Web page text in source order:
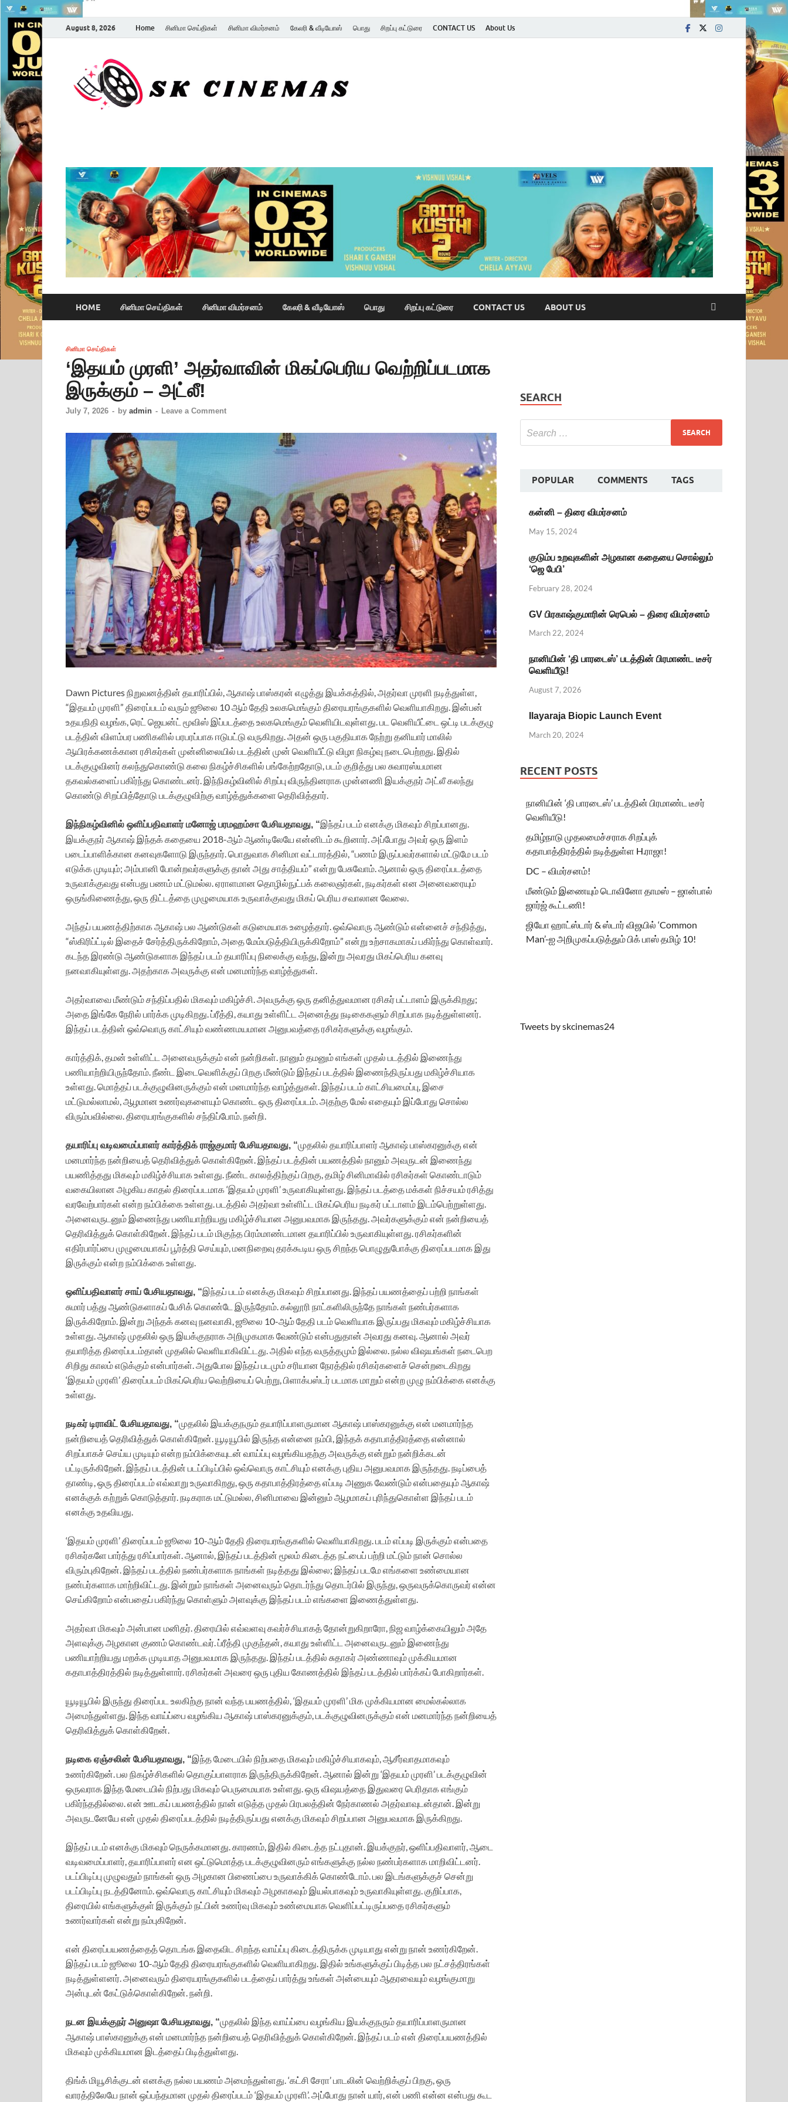
August 8, 2026 Home சினிமா செய்திகள் சினிமா விமர்சனம் கேலரி & வீடியோஸ் பொது சிறப்பு கட்டுரை CONTACT US About Us
HOME சினிமா செய்திகள் சினிமா விமர்சனம் கேலரி & வீடியோஸ் பொது சிறப்பு கட்டுரை CONTACT US ABOUT US
சினிமா செய்திகள்
‘இதயம் முரளி’ அதர்வாவின் மிகப்பெரிய வெற்றிப்படமாக
இருக்கும் – அட்லீ!
July 7, 2026 - by admin - Leave a Comment
Dawn Pictures நிறுவனத்தின் தயாரிப்பில், ஆகாஷ் பாஸ்கரன் எழுத்து இயக்கத்தில், அதர்வா முரளி நடித்துள்ள,
“இதயம் முரளி” திரைப்படம் வரும் ஜூலை 10 ஆம் தேதி உலகமெங்கும் திரையரங்குகளில் வெளியாகிறது. இன்பன்
உதயநிதி வழங்க, ரெட் ஜெயன்ட் மூவிஸ் இப்படத்தை உலகமெங்கும் வெளியிடவுள்ளது. பட வெளியீட்டை ஒட்டி படக்குழு
படத்தின் விளம்பர பணிகளில் பரபரப்பாக ஈடுபட்டு வருகிறது. அதன் ஒரு பகுதியாக நேற்று தனியார் மாலில்
ஆயிரக்கணக்கான ரசிகர்கள் முன்னிலையில் படத்தின் முன் வெளியீட்டு விழா நிகழ்வு நடைபெற்றது. இதில்
படக்குழுவினர் கலந்துகொண்டு கலை நிகழ்ச்சிகளில் பங்கேற்றதோடு, படம் குறித்து பல சுவாரஸ்யமான
தகவல்களைப் பகிர்ந்து கொண்டனர். இந்நிகழ்வினில் சிறப்பு விருந்தினராக முன்னணி இயக்குநர் அட்லீ கலந்து
கொண்டு சிறப்பித்தோடு படக்குழுவிற்கு வாழ்த்துக்களை தெரிவித்தார்.
இந்நிகழ்வினில் ஒளிப்பதிவாளர் மனோஜ் பரமஹம்சா பேசியதாவது, “இந்தப் படம் எனக்கு மிகவும் சிறப்பானது.
இயக்குநர் ஆகாஷ் இந்தக் கதையை 2018-ஆம் ஆண்டிலேயே என்னிடம் கூறினார். அப்போது அவர் ஒரு இளம்
படைப்பாளிக்கான கனவுகளோடு இருந்தார். பொதுவாக சினிமா வட்டாரத்தில், “பணம் இருப்பவர்களால் மட்டுமே படம்
எடுக்க முடியும்; அம்பானி போன்றவர்களுக்கு தான் அது சாத்தியம்” என்று பேசுவோம். ஆனால் ஒரு திரைப்படத்தை
உருவாக்குவது என்பது பணம் மட்டுமல்ல. ஏராளமான தொழில்நுட்பக் கலைஞர்கள், நடிகர்கள் என அனைவரையும்
ஒருங்கிணைத்து, ஒரு திட்டத்தை முழுமையாக உருவாக்குவது மிகப் பெரிய சவாலான வேலை.
அந்தப் பயணத்திற்காக ஆகாஷ் பல ஆண்டுகள் கடுமையாக உழைத்தார். ஒவ்வொரு ஆண்டும் என்னைச் சந்தித்து,
“ஸ்கிரிப்ட்டில் இதைச் சேர்த்திருக்கிறோம், அதை மேம்படுத்தியிருக்கிறோம்” என்று உற்சாகமாகப் பகிர்ந்து கொள்வார்.
கடந்த இரண்டு ஆண்டுகளாக இந்தப் படம் தயாரிப்பு நிலைக்கு வந்து, இன்று அவரது மிகப்பெரிய கனவு
நனவாகியுள்ளது. அதற்காக அவருக்கு என் மனமார்ந்த வாழ்த்துகள்.
அதர்வாவை மீண்டும் சந்திப்பதில் மிகவும் மகிழ்ச்சி. அவருக்கு ஒரு தனித்துவமான ரசிகர் பட்டாளம் இருக்கிறது;
அதை இங்கே நேரில் பார்க்க முடிகிறது. ப்ரீத்தி, கயாது உள்ளிட்ட அனைத்து நடிகைகளும் சிறப்பாக நடித்துள்ளனர்.
இந்தப் படத்தின் ஒவ்வொரு காட்சியும் வண்ணமயமான அனுபவத்தை ரசிகர்களுக்கு வழங்கும்.
கார்த்திக், தமன் உள்ளிட்ட அனைவருக்கும் என் நன்றிகள். நானும் தமனும் எங்கள் முதல் படத்தில் இணைந்து
பணியாற்றியிருந்தோம். நீண்ட இடைவெளிக்குப் பிறகு மீண்டும் இந்தப் படத்தில் இணைந்திருப்பது மகிழ்ச்சியாக
உள்ளது. மொத்தப் படக்குழுவினருக்கும் என் மனமார்ந்த வாழ்த்துகள். இந்தப் படம் காட்சியமைப்பு, இசை
மட்டுமல்லாமல், ஆழமான உணர்வுகளையும் கொண்ட ஒரு திரைப்படம். அதற்கு மேல் எதையும் இப்போது சொல்ல
விரும்பவில்லை. திரையரங்குகளில் சந்திப்போம். நன்றி.
தயாரிப்பு வடிவமைப்பாளர் கார்த்திக் ராஜ்குமார் பேசியதாவது, “முதலில் தயாரிப்பாளர் ஆகாஷ் பாஸ்கரனுக்கு என்
மனமார்ந்த நன்றியைத் தெரிவித்துக் கொள்கிறேன். இந்தப் படத்தின் பயணத்தில் நானும் அவருடன் இணைந்து
பயணித்தது மிகவும் மகிழ்ச்சியாக உள்ளது. நீண்ட காலத்திற்குப் பிறகு, தமிழ் சினிமாவில் ரசிகர்கள் கொண்டாடும்
வகையிலான அழகிய காதல் திரைப்படமாக ‘இதயம் முரளி’ உருவாகியுள்ளது. இந்தப் படத்தை மக்கள் நிச்சயம் ரசித்து
வரவேற்பார்கள் என்ற நம்பிக்கை உள்ளது. படத்தில் அதர்வா உள்ளிட்ட மிகப்பெரிய நடிகர் பட்டாளம் இடம்பெற்றுள்ளது.
அனைவருடனும் இணைந்து பணியாற்றியது மகிழ்ச்சியான அனுபவமாக இருந்தது. அவர்களுக்கும் என் நன்றியைத்
தெரிவித்துக் கொள்கிறேன். இந்தப் படம் மிகுந்த பிரம்மாண்டமான தயாரிப்பில் உருவாகியுள்ளது. ரசிகர்களின்
எதிர்பார்ப்பை முழுமையாகப் பூர்த்தி செய்யும், மனநிறைவு தரக்கூடிய ஒரு சிறந்த பொழுதுபோக்கு திரைப்படமாக இது
இருக்கும் என்ற நம்பிக்கை உள்ளது.
ஒளிப்பதிவாளர் சாய் பேசியதாவது, “இந்தப் படம் எனக்கு மிகவும் சிறப்பானது. இந்தப் பயணத்தைப் பற்றி நாங்கள்
சுமார் பத்து ஆண்டுகளாகப் பேசிக் கொண்டே இருந்தோம். கல்லூரி நாட்களிலிருந்தே நாங்கள் நண்பர்களாக
இருக்கிறோம். இன்று அந்தக் கனவு நனவாகி, ஜூலை 10-ஆம் தேதி படம் வெளியாக இருப்பது மிகவும் மகிழ்ச்சியாக
உள்ளது. ஆகாஷ் முதலில் ஒரு இயக்குநராக அறிமுகமாக வேண்டும் என்பதுதான் அவரது கனவு. ஆனால் அவர்
தயாரித்த திரைப்படம்தான் முதலில் வெளியாகிவிட்டது. அதில் எந்த வருத்தமும் இல்லை. நல்ல விஷயங்கள் நடைபெற
சிறிது காலம் எடுக்கும் என்பார்கள். அதுபோல இந்தப் படமும் சரியான நேரத்தில் ரசிகர்களைச் சென்றடைகிறது
‘இதயம் முரளி’ திரைப்படம் மிகப்பெரிய வெற்றியைப் பெற்று, பிளாக்பஸ்டர் படமாக மாறும் என்ற முழு நம்பிக்கை எனக்கு
உள்ளது.
நடிகர் டிராவிட் பேசியதாவது, “முதலில் இயக்குநரும் தயாரிப்பாளருமான ஆகாஷ் பாஸ்கரனுக்கு என் மனமார்ந்த
நன்றியைத் தெரிவித்துக் கொள்கிறேன். யூடியூபில் இருந்த என்னை நம்பி, இந்தக் கதாபாத்திரத்தை என்னால்
சிறப்பாகச் செய்ய முடியும் என்ற நம்பிக்கையுடன் வாய்ப்பு வழங்கியதற்கு அவருக்கு என்றும் நன்றிக்கடன்
பட்டிருக்கிறேன். இந்தப் படத்தின் படப்பிடிப்பில் ஒவ்வொரு காட்சியும் எனக்கு புதிய அனுபவமாக இருந்தது. நடிப்பைத்
தாண்டி, ஒரு திரைப்படம் எவ்வாறு உருவாகிறது, ஒரு கதாபாத்திரத்தை எப்படி அணுக வேண்டும் என்பதையும் ஆகாஷ்
எனக்குக் கற்றுக் கொடுத்தார். நடிகராக மட்டுமல்ல, சினிமாவை இன்னும் ஆழமாகப் புரிந்துகொள்ள இந்தப் படம்
எனக்கு உதவியது.
‘இதயம் முரளி’ திரைப்படம் ஜூலை 10-ஆம் தேதி திரையரங்குகளில் வெளியாகிறது. படம் எப்படி இருக்கும் என்பதை
ரசிகர்களே பார்த்து ரசிப்பார்கள். ஆனால், இந்தப் படத்தின் மூலம் கிடைத்த நட்பைப் பற்றி மட்டும் நான் சொல்ல
விரும்புகிறேன். இந்தப் படத்தில் நண்பர்களாக நாங்கள் நடித்தது இல்லை; இந்தப் படமே எங்களை உண்மையான
நண்பர்களாக மாற்றிவிட்டது. இன்றும் நாங்கள் அனைவரும் தொடர்ந்து தொடர்பில் இருந்து, ஒருவருக்கொருவர் என்ன
செய்கிறோம் என்பதைப் பகிர்ந்து கொள்ளும் அளவுக்கு இந்தப் படம் எங்களை இணைத்துள்ளது.
அதர்வா மிகவும் அன்பான மனிதர். திரையில் எவ்வளவு கவர்ச்சியாகத் தோன்றுகிறாரோ, நிஜ வாழ்க்கையிலும் அதே
அளவுக்கு அழகான குணம் கொண்டவர். ப்ரீத்தி முகுந்தன், கயாது உள்ளிட்ட அனைவருடனும் இணைந்து
பணியாற்றியது மறக்க முடியாத அனுபவமாக இருந்தது. இந்தப் படத்தில் சுதாகர் அண்ணாவும் முக்கியமான
கதாபாத்திரத்தில் நடித்துள்ளார். ரசிகர்கள் அவரை ஒரு புதிய கோணத்தில் இந்தப் படத்தில் பார்க்கப் போகிறார்கள்.
யூடியூபில் இருந்து திரைப்பட உலகிற்கு நான் வந்த பயணத்தில், ‘இதயம் முரளி’ மிக முக்கியமான மைல்கல்லாக
அமைந்துள்ளது. இந்த வாய்ப்பை வழங்கிய ஆகாஷ் பாஸ்கரனுக்கும், படக்குழுவினருக்கும் என் மனமார்ந்த நன்றியைத்
தெரிவித்துக் கொள்கிறேன்.
நடிகை ஏஞ்சலின் பேசியதாவது, “இந்த மேடையில் நிற்பதை மிகவும் மகிழ்ச்சியாகவும், ஆசீர்வாதமாகவும்
உணர்கிறேன். பல நிகழ்ச்சிகளில் தொகுப்பாளராக இருந்திருக்கிறேன். ஆனால் இன்று ‘இதயம் முரளி’ படக்குழுவின்
ஒருவராக இந்த மேடையில் நிற்பது மிகவும் பெருமையாக உள்ளது. ஒரு விஷயத்தை இதுவரை பெரிதாக எங்கும்
பகிர்ந்ததில்லை. என் ஊடகப் பயணத்தில் நான் எடுத்த முதல் பிரபலத்தின் நேர்காணல் அதர்வாவுடன்தான். இன்று
அவருடனேயே என் முதல் திரைப்படத்தில் நடித்திருப்பது எனக்கு மிகவும் சிறப்பான அனுபவமாக இருக்கிறது.
இந்தப் படம் எனக்கு மிகவும் நெருக்கமானது. காரணம், இதில் கிடைத்த நட்புதான். இயக்குநர், ஒளிப்பதிவாளர், ஆடை
வடிவமைப்பாளர், தயாரிப்பாளர் என ஒட்டுமொத்த படக்குழுவினரும் எங்களுக்கு நல்ல நண்பர்களாக மாறிவிட்டனர்.
படப்பிடிப்பு முழுவதும் நாங்கள் ஒரு அழகான பிணைப்பை உருவாக்கிக் கொண்டோம். பல இடங்களுக்குச் சென்று
படப்பிடிப்பு நடத்தினோம். ஒவ்வொரு காட்சியும் மிகவும் அழகாகவும் இயல்பாகவும் உருவாகியுள்ளது. குறிப்பாக,
திரையில் எங்களுக்குள் இருக்கும் நட்பின் உணர்வு மிகவும் உண்மையாக வெளிப்பட்டிருப்பதை ரசிகர்களும்
உணர்வார்கள் என்று நம்புகிறேன்.
என் திரைப்பயணத்தைத் தொடங்க இதைவிட சிறந்த வாய்ப்பு கிடைத்திருக்க முடியாது என்று நான் உணர்கிறேன்.
இந்தப் படம் ஜூலை 10-ஆம் தேதி திரையரங்குகளில் வெளியாகிறது. இதில் உங்களுக்குப் பிடித்த பல நட்சத்திரங்கள்
நடித்துள்ளனர். அனைவரும் திரையரங்குகளில் படத்தைப் பார்த்து உங்கள் அன்பையும் ஆதரவையும் வழங்குமாறு
அன்புடன் கேட்டுக்கொள்கிறேன். நன்றி.
நடன இயக்குநர் அனுஷா பேசியதாவது, “முதலில் இந்த வாய்ப்பை வழங்கிய இயக்குநரும் தயாரிப்பாளருமான
ஆகாஷ் பாஸ்கரனுக்கு என் மனமார்ந்த நன்றியைத் தெரிவித்துக் கொள்கிறேன். இந்தப் படம் என் திரைப்பயணத்தில்
மிகவும் முக்கியமான இடத்தைப் பிடித்துள்ளது.
திங்க் மியூசிக்குடன் எனக்கு நல்ல பயணம் அமைந்துள்ளது. ‘கட்சி சேரா’ பாடலின் வெற்றிக்குப் பிறகு, ஒரு
வாரத்திலேயே நான் ஒப்பந்தமான முதல் திரைப்படம் ‘இதயம் முரளி’. அப்போது நான் யார், என் பணி என்ன என்பது கூட
SEARCH
POPULAR COMMENTS TAGS
கன்னி – திரை விமர்சனம்
May 15, 2024
குடும்ப உறவுகளின் அழகான கதையை சொல்லும்
‘ஜெ பேபி’
February 28, 2024
GV பிரகாஷ்குமாரின் ரெபெல் – திரை விமர்சனம்
March 22, 2024
நானியின் ‘தி பாரடைஸ்’ படத்தின் பிரமாண்ட டீசர்
வெளியீடு!
August 7, 2026
Ilayaraja Biopic Launch Event
March 20, 2024
RECENT POSTS
நானியின் ‘தி பாரடைஸ்’ படத்தின் பிரமாண்ட டீசர்
வெளியீடு!
தமிழ்நாடு முதலமைச்சராக சிறப்புக்
கதாபாத்திரத்தில் நடித்துள்ள H.ராஜா!
DC – விமர்சனம்!
மீண்டும் இணையும் டொவினோ தாமஸ் – ஜான்பால்
ஜார்ஜ் கூட்டணி!
ஜியோ ஹாட்ஸ்டார் & ஸ்டார் விஜயில் ‘Common
Man’-ஐ அறிமுகப்படுத்தும் பிக் பாஸ் தமிழ் 10!
Tweets by skcinemas24